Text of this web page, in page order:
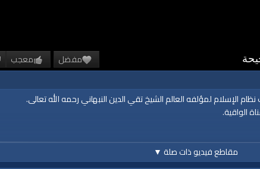
مفضل معجب
الإسلام لمؤلفه العالم الشيخ تقي الدين النبهاني رحمه الله تعالى.
مقاطع فيديو ذات صلة ▼